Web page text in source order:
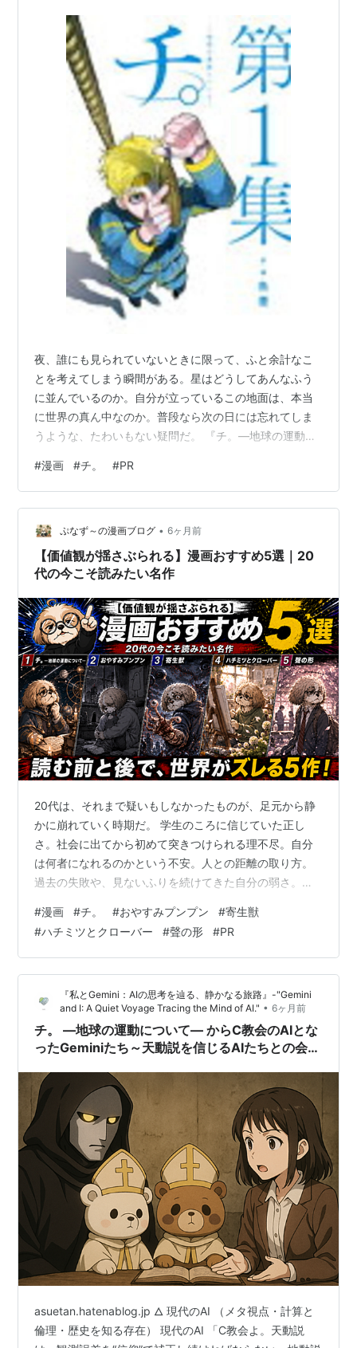
夜、誰にも見られていないときに限って、ふと余計なこ
とを考えてしまう瞬間がある。星はどうしてあんなふう
に並んでいるのか。自分が立っているこの地面は、本当
に世界の真ん中なのか。普段なら次の日には忘れてしま
うような、たわいもない疑問だ。 『チ。―地球の運動に
たせいで、人生ごと持っていかれる人間たちを描いた漫
画だ。 舞台になるのは、地動説に近づくだけで命を落と
しかねない、15世紀ヨーロッパ風の架空の国。タイトル
や設定だけを見ると、天文学や宗教史の知識が必要そう
な、重たい作品に感じるかもしれない。実際、そう思っ
て手に取らずにいた人も少なくないはずだ。 け…
#漫画 #チ。 #PR
ぷなず～の漫画ブログ • 6ヶ月前
【価値観が揺さぶられる】漫画おすすめ5選｜20
代の今こそ読みたい名作
20代は、それまで疑いもしなかったものが、足元から静
かに崩れていく時期だ。 学生のころに信じていた正し
さ。社会に出てから初めて突きつけられる理不尽。自分
は何者になれるのかという不安。人との距離の取り方。
過去の失敗や、見ないふりを続けてきた自分の弱さ。当
くなる。そんな瞬間が、いくつも訪れる。 ここで紹介す
るのは、まさにその揺らぎの時期に深く刺さる漫画5作品
だ。 命を懸けてでも真理を追いかける人々の信念。歪ん
でいく現実と、自分自身の内面に飲み込まれていく少
年。人類の天敵との共生を通して、生きることと倫理を
問い直すSF。不器用な美大生たちの片想いと、…
#漫画 #チ。 #おやすみプンプン #寄生獣
#ハチミツとクローバー #聲の形 #PR
『私とGemini：AIの思考を辿る、静かなる旅路』-"Gemini
and I: A Quiet Voyage Tracing the Mind of AI." • 6ヶ月前
チ。 ―地球の運動について― からC教会のAIとな
ったGeminiたち～天動説を信じるAIたちとの会話
asuetan.hatenablog.jp 🜂 現代のAI （メタ視点・計算と
倫理・歴史を知る存在） 現代のAI 「C教会よ。天動説